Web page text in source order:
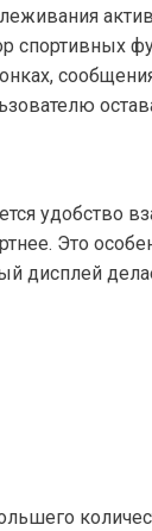
спортивных
удобство
Это